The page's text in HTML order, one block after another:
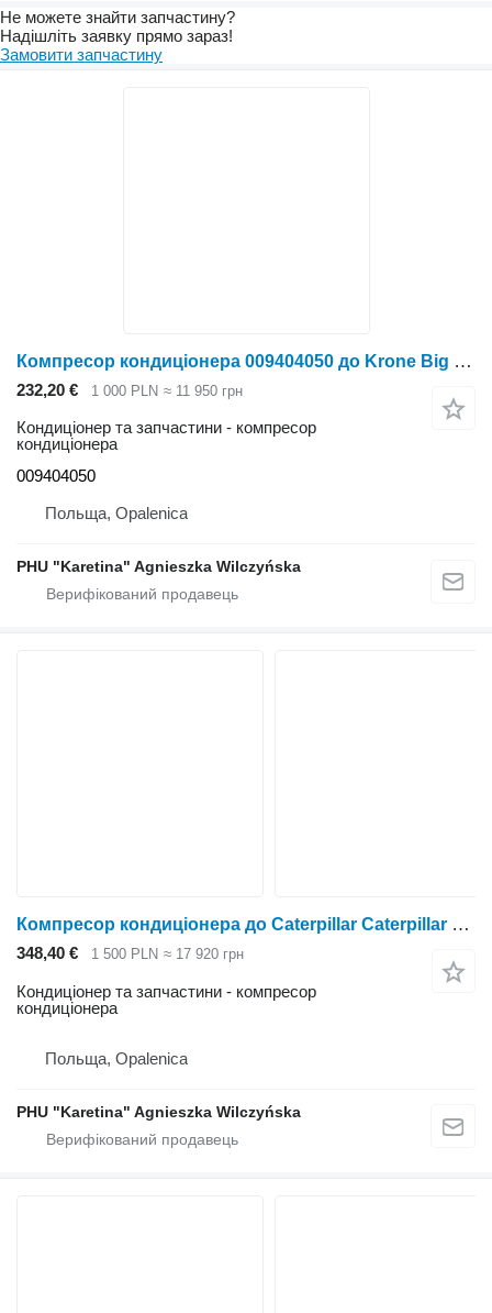
Не можете знайти запчастину?
Надішліть заявку прямо зараз!
Замовити запчастину
Компресор кондиціонера 009404050 до Krone Big M II
232,20 € 1 000 PLN ≈ 11 950 грн
Кондиціонер та запчастини - компресор
кондиціонера
009404050
Польща, Opalenica
PHU "Karetina" Agnieszka Wilczyńska
Компресор кондиціонера до Caterpillar Caterpillar Cat Perkins 1106D C6.6
348,40 € 1 500 PLN ≈ 17 920 грн
Кондиціонер та запчастини - компресор
кондиціонера
Польща, Opalenica
PHU "Karetina" Agnieszka Wilczyńska